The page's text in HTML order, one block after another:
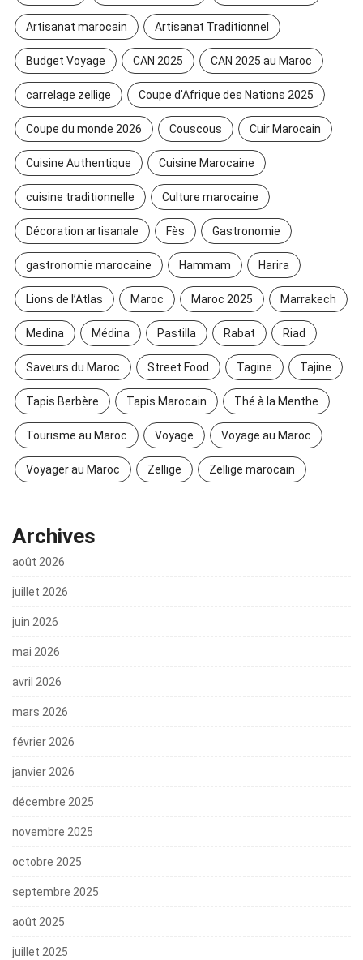
Artisanat marocain Artisanat Traditionnel
Budget Voyage CAN 2025 CAN 2025 au Maroc
carrelage zellige Coupe d'Afrique des Nations 2025
Coupe du monde 2026 Couscous Cuir Marocain
Cuisine Authentique Cuisine Marocaine
cuisine traditionnelle Culture marocaine
Décoration artisanale Fès Gastronomie
gastronomie marocaine Hammam Harira
Lions de l’Atlas Maroc Maroc 2025 Marrakech
Medina Médina Pastilla Rabat Riad
Saveurs du Maroc Street Food Tagine Tajine
Tapis Berbère Tapis Marocain Thé à la Menthe
Tourisme au Maroc Voyage Voyage au Maroc
Voyager au Maroc Zellige Zellige marocain
Archives
août 2026
juillet 2026
juin 2026
mai 2026
avril 2026
mars 2026
février 2026
janvier 2026
décembre 2025
novembre 2025
octobre 2025
septembre 2025
août 2025
juillet 2025